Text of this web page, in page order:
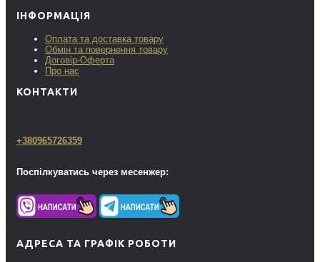
ІНФОРМАЦІЯ
Оплата та доставка товару
Обмін та повернення товару
Договір-Оферта
Про нас
КОНТАКТИ
+380965726359
Поспілкуватись через месенжер:
АДРЕСА ТА ГРАФІК РОБОТИ